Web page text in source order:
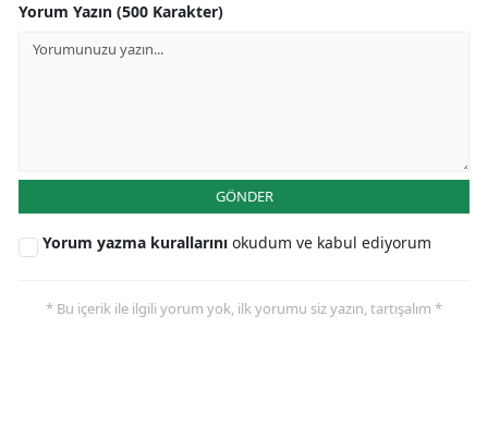
Yorum Yazın (500 Karakter)
GÖNDER
Yorum yazma kurallarını okudum ve kabul ediyorum
* Bu içerik ile ilgili yorum yok, ilk yorumu siz yazın, tartışalım *